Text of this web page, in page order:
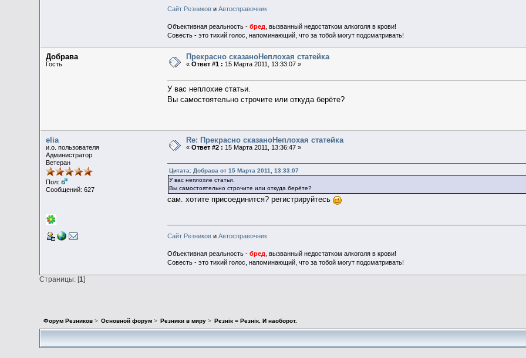
Сайт Резникови Автосправочник
Объективная реальность - бред , вызванный недостатком алкоголя в крови!
Совесть - это тихий голос, напоминающий, что за тобой могут подсматривать!
Добрава
Гость
Прекрасно сказаноНеплохая статейка
«Ответ #1 : 15 Марта 2011, 13:33:07 »
У вас неплохие статьи.
Вы самостоятельно строчите или откуда берёте?
elia
и.о. пользователя
Администратор
Ветеран
Пол:
Сообщений: 627
Re: Прекрасно сказаноНеплохая статейка
«Ответ #2 : 15 Марта 2011, 13:36:47 »
Цитата: Добрава от 15 Марта 2011, 13:33:07
У вас неплохие статьи.
Вы самостоятельно строчите или откуда берёте?
сам. хотите присоединится? регистрируйтесь
Сайт Резникови Автосправочник
Объективная реальность - бред , вызванный недостатком алкоголя в крови!
Совесть - это тихий голос, напоминающий, что за тобой могут подсматривать!
Страницы: [1]
Форум Резников> Основной форум> Резники в миру> Рєзнік = Резнік. И наоборот.